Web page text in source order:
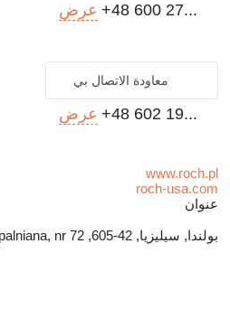
+48 600 27... عرض
معاودة الاتصال بي
+48 602 19... عرض
www.roch.pl
roch-usa.com
عنوان
بولندا, سيليزيا, 42-605, Tarnowskie Góry, ul. Kopalniana, nr 72